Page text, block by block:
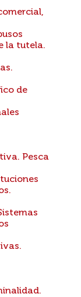
la tutela.
de
Pesca